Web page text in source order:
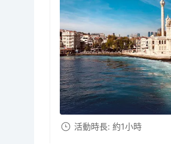
活動時長: 約1小時